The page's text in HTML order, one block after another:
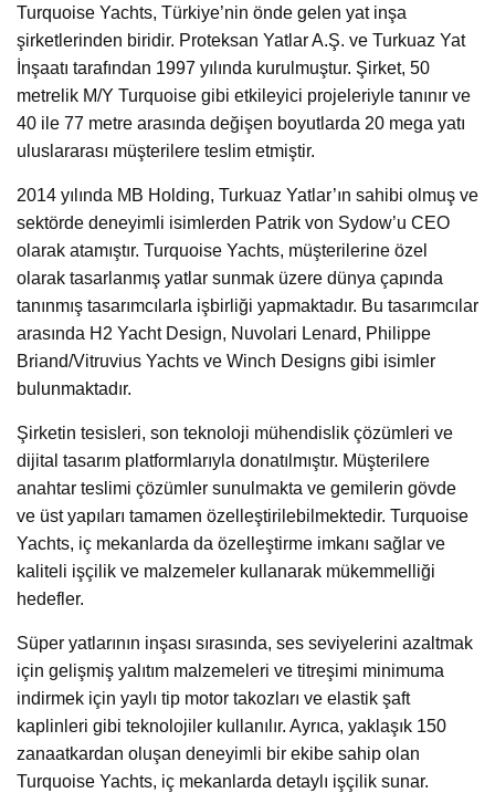
Turquoise Yachts, Türkiye’nin önde gelen yat inşa
şirketlerinden biridir. Proteksan Yatlar A.Ş. ve Turkuaz Yat
İnşaatı tarafından 1997 yılında kurulmuştur. Şirket, 50
metrelik M/Y Turquoise gibi etkileyici projeleriyle tanınır ve
40 ile 77 metre arasında değişen boyutlarda 20 mega yatı
uluslararası müşterilere teslim etmiştir.
2014 yılında MB Holding, Turkuaz Yatlar’ın sahibi olmuş ve
sektörde deneyimli isimlerden Patrik von Sydow’u CEO
olarak atamıştır. Turquoise Yachts, müşterilerine özel
olarak tasarlanmış yatlar sunmak üzere dünya çapında
tanınmış tasarımcılarla işbirliği yapmaktadır. Bu tasarımcılar
arasında H2 Yacht Design, Nuvolari Lenard, Philippe
Briand/Vitruvius Yachts ve Winch Designs gibi isimler
bulunmaktadır.
Şirketin tesisleri, son teknoloji mühendislik çözümleri ve
dijital tasarım platformlarıyla donatılmıştır. Müşterilere
anahtar teslimi çözümler sunulmakta ve gemilerin gövde
ve üst yapıları tamamen özelleştirilebilmektedir. Turquoise
Yachts, iç mekanlarda da özelleştirme imkanı sağlar ve
kaliteli işçilik ve malzemeler kullanarak mükemmelliği
hedefler.
Süper yatlarının inşası sırasında, ses seviyelerini azaltmak
için gelişmiş yalıtım malzemeleri ve titreşimi minimuma
indirmek için yaylı tip motor takozları ve elastik şaft
kaplinleri gibi teknolojiler kullanılır. Ayrıca, yaklaşık 150
zanaatkardan oluşan deneyimli bir ekibe sahip olan
Turquoise Yachts, iç mekanlarda detaylı işçilik sunar.